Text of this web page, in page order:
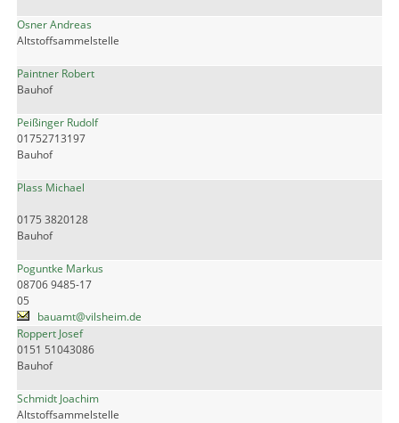
Osner Andreas
Altstoffsammelstelle
Paintner Robert
Bauhof
Peißinger Rudolf
01752713197
Bauhof
Plass Michael
0175 3820128
Bauhof
Poguntke Markus
08706 9485-17
05
bauamt@vilsheim.de
Roppert Josef
0151 51043086
Bauhof
Schmidt Joachim
Altstoffsammelstelle